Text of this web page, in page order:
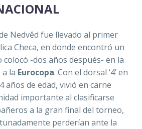
Nedvěd fue llevado al primer
Checa, en donde encontró un
-dos años después- en la
la Eurocopa. Con el dorsal ‘4’ en
años de edad, vivió en carne
importante al clasificarse
a la gran final del torneo,
perderían ante la